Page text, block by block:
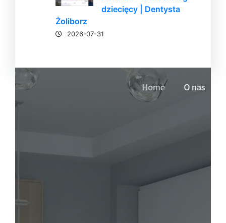
dziecięcy | Dentysta
Żoliborz
2026-07-31